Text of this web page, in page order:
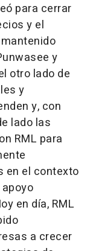
para cerrar
y el
y
otro lado de
y
y, con
lado las
RML para
en el contexto
en día, RML
a crecer